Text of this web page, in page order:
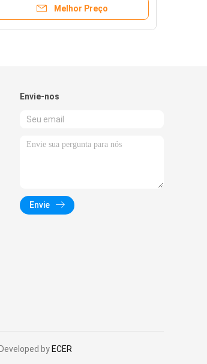
Melhor Preço
Envie-nos
Envie
by ECER